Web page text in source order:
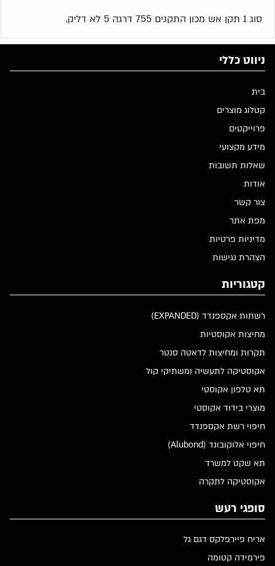
סוג 1 תקן אש מכון התקנים 755 דרגה 5 לא דליק.
ניווט כללי
בית
קטלוג מוצרים
פרוייקטים
מידע מקצועי
שאלות תשובות
אודות
צור קשר
מפת אתר
מדיניות פרטיות
הצהרת נגישות
קטגוריות
רשתות אקספנדד (EXPANDED)
מחיצות אקוסטיות
תקרות ומחיצות לדאטה סנטר
אקוסטיקה לתעשיה ומשתיקי קול
תא טלפון אקוסטי
מוצרי בידוד אקוסטי
חיפוי רשת אקספנדד
חיפוי אלוקובונד (Alubond)
תא שקט למשרד
אקוסטיקה לתקרה
סופגי רעש
אריח פיירפלקס דגם גל
פירמידה קטומה